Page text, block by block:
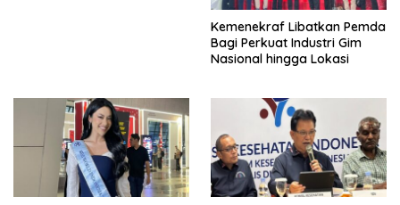
Kemenekraf Libatkan Pemda
Bagi Perkuat Industri Gim
Nasional hingga Lokasi